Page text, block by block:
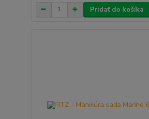
Pridať do košíka